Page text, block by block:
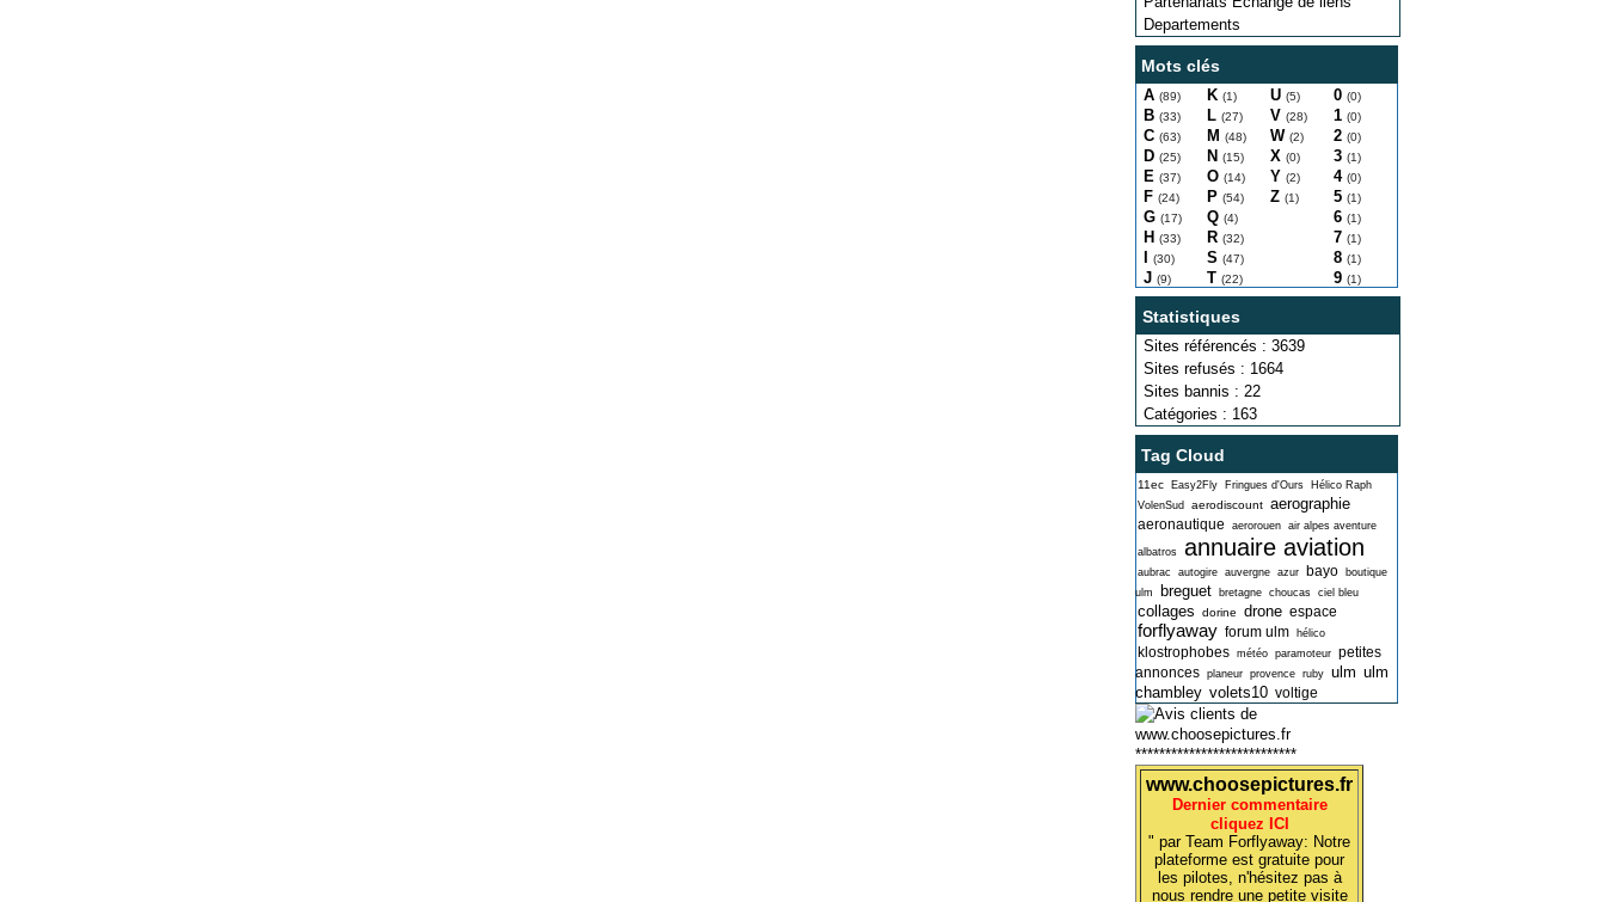
Departements
Mots clés
A (89)
B (33)
C (63)
D (25)
E (37)
F (24)
G (17)
H (33)
(30)
J (9)
K (1)
L (27)
M (48)
N (15)
O (14)
P (54)
Q (4)
R (32)
S (47)
T (22)
U (5)
V (28)
W (2)
X (0)
Y (2)
Z (1)
0 (0)
1 (0)
2 (0)
3 (1)
4 (0)
5 (1)
6 (1)
7 (1)
8 (1)
9 (1)
Statistiques
Sites référencés : 3639
Sites refusés : 1664
Sites bannis : 22
Catégories : 163
Tag Cloud
11ec Easy2Fly Fringues d'Ours
Hélico Raph
VolenSud
aerodiscount aerographie
aeronautique aerorouen air alpes aventure
albatros annuaire aviation
aubrac autogire auvergne azur bayo
boutique
ulm
breguet bretagne choucas ciel bleu
collages dorine drone espace
forflyaway forum ulm hélico
klostrophobes météo paramoteur petites
annonces planeur provence ruby ulm ulm
chambley volets10 voltige
***************************
www.choosepictures.fr
Dernier commentaire
cliquez ICI
" par Team Forflyaway: Notre
plateforme est gratuite pour
les pilotes, n'hésitez pas à
nous rendre une petite visite